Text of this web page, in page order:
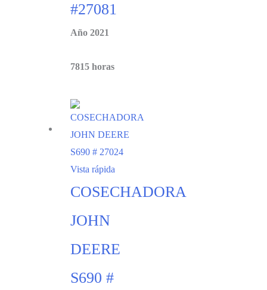
#27081
Año 2021
7815 horas
Vista rápida
COSECHADORA
JOHN
DEERE
S690 #